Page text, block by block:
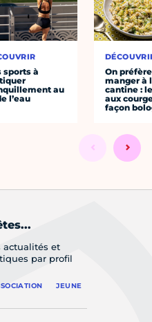
sports à
au
l’eau
On préfère
manger à
cantine :
aux
façon
actualités et
par profil
JEUNE